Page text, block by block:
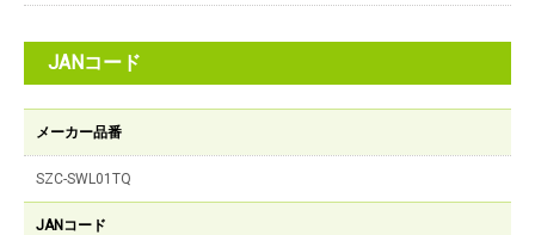
JANコード
メーカー品番
SZC-SWL01TQ
JANコード